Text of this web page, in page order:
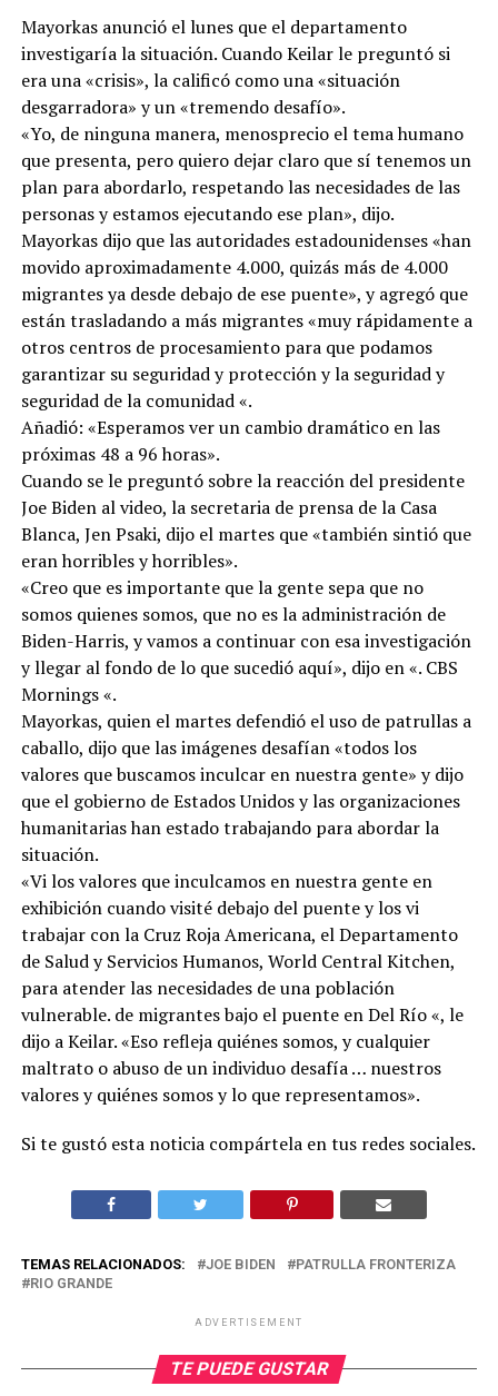
Mayorkas anunció el lunes que el departamento
investigaría la situación. Cuando Keilar le preguntó si
era una «crisis», la calificó como una «situación
desgarradora» y un «tremendo desafío».
«Yo, de ninguna manera, menosprecio el tema humano
que presenta, pero quiero dejar claro que sí tenemos un
plan para abordarlo, respetando las necesidades de las
personas y estamos ejecutando ese plan», dijo.
Mayorkas dijo que las autoridades estadounidenses «han
movido aproximadamente 4.000, quizás más de 4.000
migrantes ya desde debajo de ese puente», y agregó que
están trasladando a más migrantes «muy rápidamente a
otros centros de procesamiento para que podamos
garantizar su seguridad y protección y la seguridad y
seguridad de la comunidad «.
Añadió: «Esperamos ver un cambio dramático en las
próximas 48 a 96 horas».
Cuando se le preguntó sobre la reacción del presidente
Joe Biden al video, la secretaria de prensa de la Casa
Blanca, Jen Psaki, dijo el martes que «también sintió que
eran horribles y horribles».
«Creo que es importante que la gente sepa que no
somos quienes somos, que no es la administración de
Biden-Harris, y vamos a continuar con esa investigación
y llegar al fondo de lo que sucedió aquí», dijo en «. CBS
Mornings «.
Mayorkas, quien el martes defendió el uso de patrullas a
caballo, dijo que las imágenes desafían «todos los
valores que buscamos inculcar en nuestra gente» y dijo
que el gobierno de Estados Unidos y las organizaciones
humanitarias han estado trabajando para abordar la
situación.
«Vi los valores que inculcamos en nuestra gente en
exhibición cuando visité debajo del puente y los vi
trabajar con la Cruz Roja Americana, el Departamento
de Salud y Servicios Humanos, World Central Kitchen,
para atender las necesidades de una población
vulnerable. de migrantes bajo el puente en Del Río «, le
dijo a Keilar. «Eso refleja quiénes somos, y cualquier
maltrato o abuso de un individuo desafía … nuestros
valores y quiénes somos y lo que representamos».
Si te gustó esta noticia compártela en tus redes sociales.
TEMAS RELACIONADOS: JOE BIDEN
PATRULLA FRONTERIZA
RIO GRANDE
ADVERTISEMENT
TE PUEDE GUSTAR